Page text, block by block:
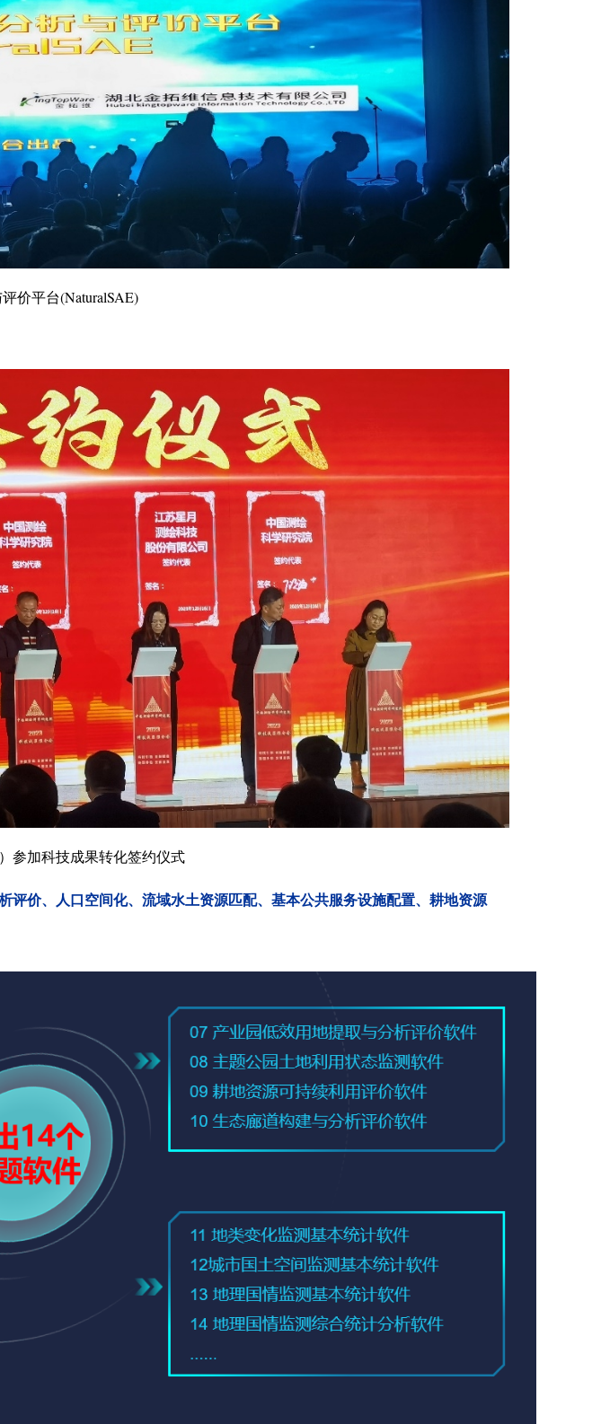
价平台(NaturalSAE)
参加科技成果转化签约仪式
评价、人口空间化、流域水土资源匹配、基本公共服务设施配置、耕地资源